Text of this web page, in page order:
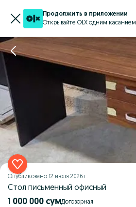
Продолжить в приложении
Открывайте OLX одним касанием
Опубликовано 12 июля 2026 г.
Стол письменный офисный
1 000 000 сум Договорная